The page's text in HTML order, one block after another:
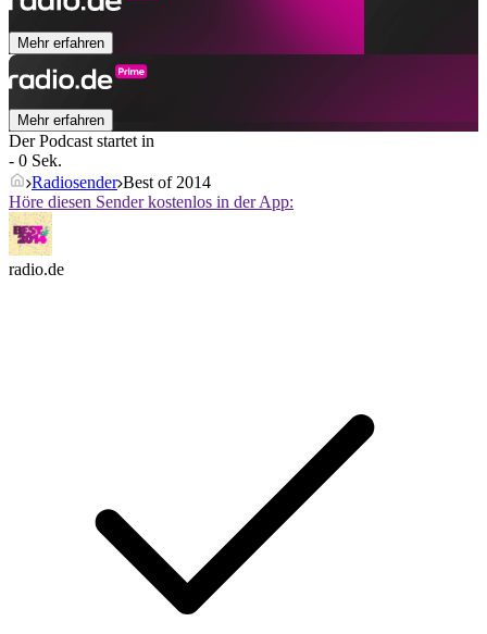
Mehr erfahren
Mehr erfahren
Der Podcast startet in
- 0 Sek.
Radiosender Best of 2014
Höre diesen Sender kostenlos in der App:
radio.de